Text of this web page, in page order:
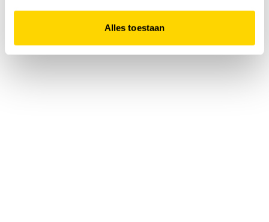
Alles toestaan